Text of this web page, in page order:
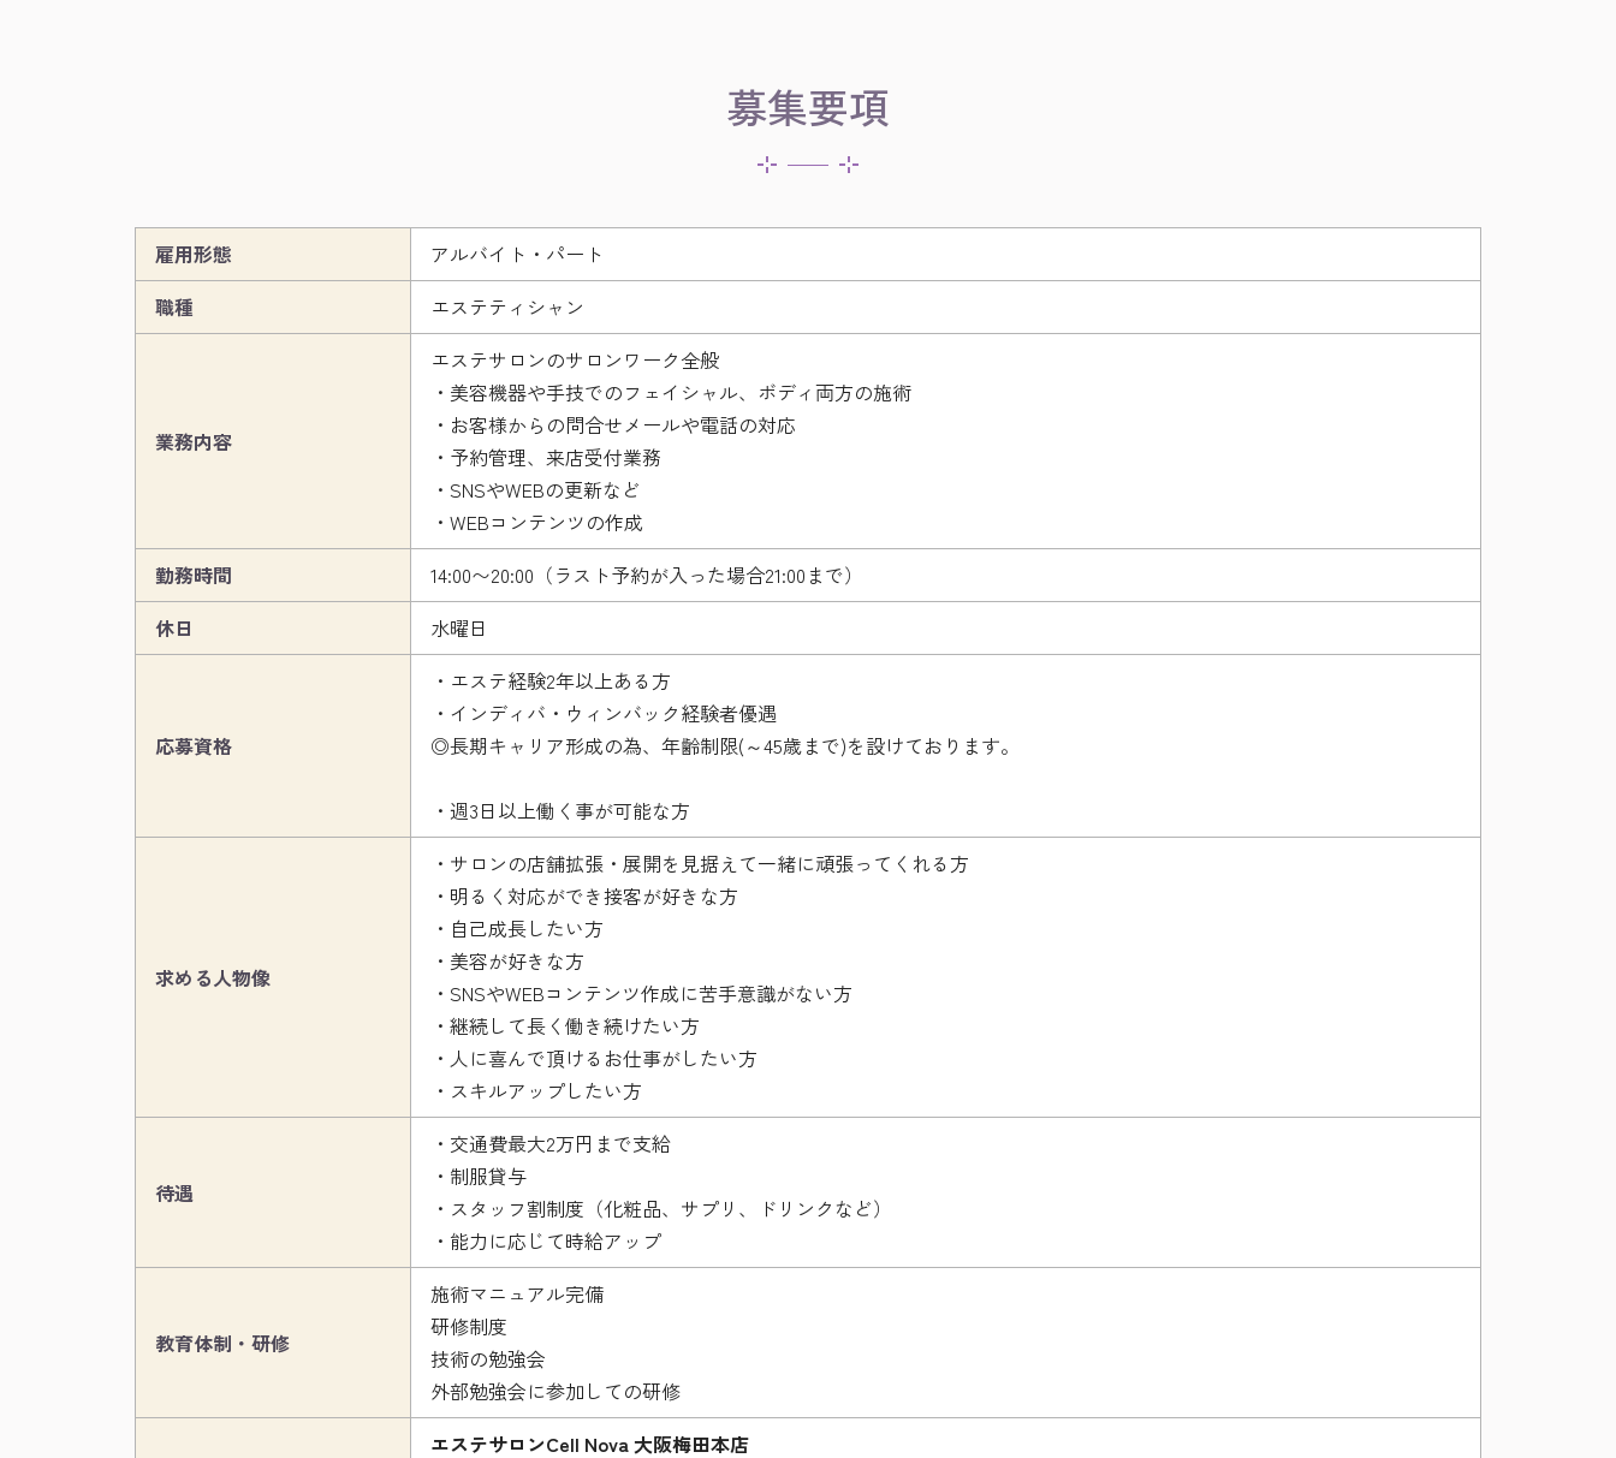
募集要項
雇用形態
アルバイト・パート
職種
エステティシャン
業務内容
エステサロンのサロンワーク全般
・美容機器や手技でのフェイシャル、ボディ両方の施術
・お客様からの問合せメールや電話の対応
・予約管理、来店受付業務
・SNSやWEBの更新など
・WEBコンテンツの作成
勤務時間
14:00〜20:00（ラスト予約が入った場合21:00まで）
休日
水曜日
応募資格
・エステ経験2年以上ある方
・インディバ・ウィンバック経験者優遇
◎長期キャリア形成の為、年齢制限(～45歳まで)を設けております。
・週3日以上働く事が可能な方
求める人物像
・サロンの店舗拡張・展開を見据えて一緒に頑張ってくれる方
・明るく対応ができ接客が好きな方
・自己成長したい方
・美容が好きな方
・SNSやWEBコンテンツ作成に苦手意識がない方
・継続して長く働き続けたい方
・人に喜んで頂けるお仕事がしたい方
・スキルアップしたい方
待遇
・交通費最大2万円まで支給
・制服貸与
・スタッフ割制度（化粧品、サプリ、ドリンクなど）
・能力に応じて時給アップ
教育体制・研修
施術マニュアル完備
研修制度
技術の勉強会
外部勉強会に参加しての研修
エステサロンCell Nova 大阪梅田本店